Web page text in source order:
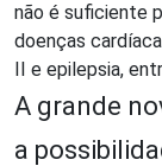
não é suficiente
doenças
II e epilepsia,
A grande
a